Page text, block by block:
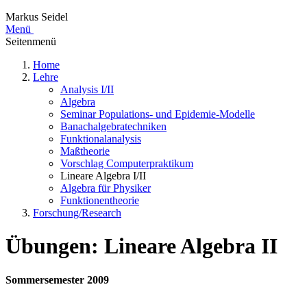
Markus Seidel
Menü
Seitenmenü
Home
Lehre
Analysis I/II
Algebra
Seminar Populations- und Epidemie-Modelle
Banachalgebratechniken
Funktionalanalysis
Maßtheorie
Vorschlag Computerpraktikum
Lineare Algebra I/II
Algebra für Physiker
Funktionentheorie
Forschung/Research
Übungen: Lineare Algebra II
Sommersemester 2009